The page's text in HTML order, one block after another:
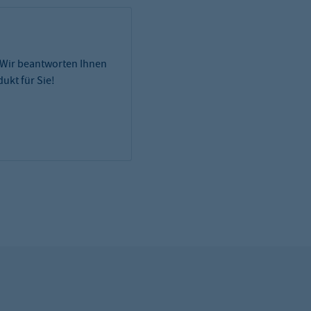
beantworten Ihnen
für Sie!